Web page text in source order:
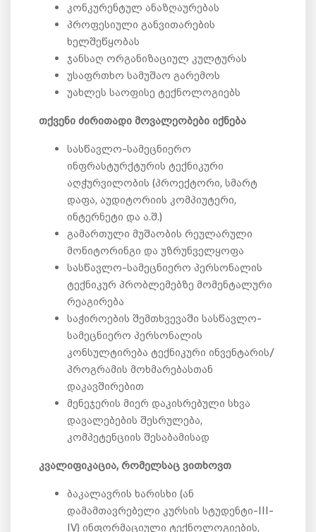
კონკურენტულ ანაზღაურებას
პროფესიული განვითარების
ხელშეწყობას
ჯანსაღ ორგანიზაციულ კულტურას
უსაფრთხო სამუშაო გარემოს
უახლეს საოფისე ტექნოლოგიებს
თქვენი ძირითადი მოვალეობები იქნება
სასწავლო-სამეცნიერო
ინფრასტურქტურის ტექნიკური
აღჭურვილობის (პროექტორი, სმარტ
დაფა, აუდიტორიის კომპიუტერი,
ინტერნეტი და ა.შ.)
გამართული მუშაობის რეულარული
მონიტორინგი და უზრუნველყოფა
სასწავლო-სამეცნიერო პერსონალის
ტექნიკურ პრობლემებზე მომენტალური
რეაგირება
საჭიროების შემთხვევაში სასწავლო-
სამეცნიერო პერსონალის
კონსულტირება ტექნიკური ინვენტარის/
პროგრამის მოხმარებასთან
დაკავშირებით
მენეჯერის მიერ დაკისრებული სხვა
დავალებების შესრულება,
კომპეტენციის შესაბამისად
კვალიფიკაცია, რომელსაც ვითხოვთ
ბაკალავრის ხარისხი (ან
დამამთავრებელი კურსის სტუდენტი-III-
IV) ინფორმაციული ტექნოლოგიების,